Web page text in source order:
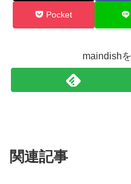
Pocket
maindish
関連記事